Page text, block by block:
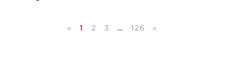
« 1 2 3 … 126 »